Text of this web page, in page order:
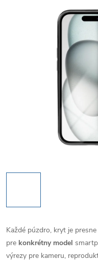
Každé púzdro, kryt je
pre konkrétny model
výrezy pre kameru,